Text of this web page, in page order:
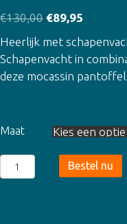
€130,00 Oorspronkelijke
was:
€89,95
is:
€89,95.
Heerlijk met
Schapenvacht in
deze mocassin
Maat
Shepherd
Pantoffels
Bestel nu